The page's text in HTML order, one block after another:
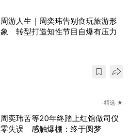
周游人生｜周奕玮告别食玩旅游形
象 转型打造知性节目自爆有压力
精选 ★
周奕玮苦等20年终踏上红馆做司仪
零失误 感触爆棚：终于圆梦